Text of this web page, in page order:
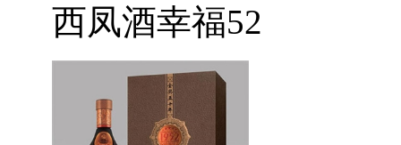
西凤酒幸福52